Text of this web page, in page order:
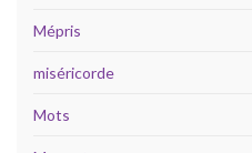
Mépris
miséricorde
Mots